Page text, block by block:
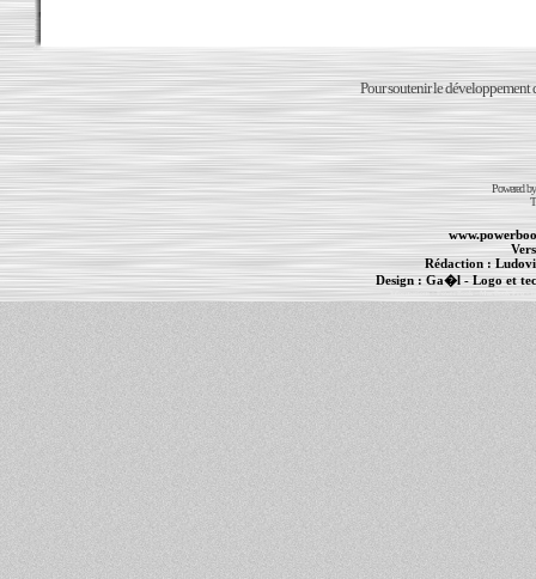
Pour soutenir le développement
Powered
Rédaction :
Design :Ga�l- Logo et
Informations :